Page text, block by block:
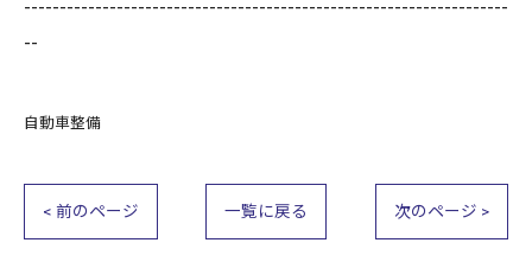
--------------------------------------------------------------------
--
自動車整備
< 前のページ 一覧に戻る 次のページ >